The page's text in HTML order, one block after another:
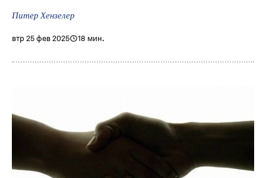
Питер Хензелер
втр 25 фев 2025 18 мин.